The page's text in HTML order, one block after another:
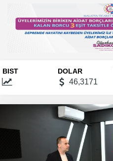
BIST DOLAR
46,3171